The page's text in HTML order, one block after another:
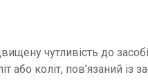
чутливість до
коліт, пов’язаний із